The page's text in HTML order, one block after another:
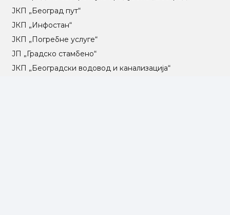
ЈКП „Београд пут“
ЈКП „Инфостан“
ЈКП „Погребне услуге“
ЈП „Градско стамбено“
ЈКП „Београдски водовод и канализација“